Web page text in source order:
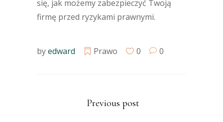
się, jak możemy zabezpieczyć Twoją
firmę przed ryzykami prawnymi.
byedward Prawo 0 0
Previous post